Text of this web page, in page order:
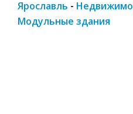
Ярославль -
Модульные здания